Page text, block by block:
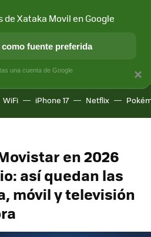
SOCIEDAD APLICACIONES
WiFi iPhone 17 Netflix
en 2026
así quedan las
móvil y televisión
×
de Xataka Movil en Google
fuente preferida
una cuenta de Google